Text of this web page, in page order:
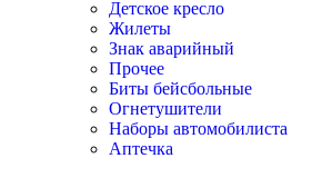
Детское кресло
Жилеты
Знак аварийный
Прочее
Биты бейсбольные
Огнетушители
Наборы автомобилиста
Аптечка